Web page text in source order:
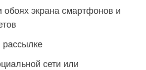
обоях экрана смартфонов и
рассылке
сети или